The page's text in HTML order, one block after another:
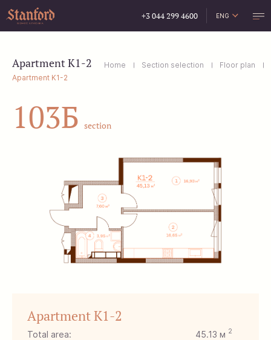
+3 044 299 4600
ENG
Apartment K1-2 Home Section selection
Floor plan
Apartment K1-2
103Б section
Apartment K1-2
Total area: 45.13 м 2